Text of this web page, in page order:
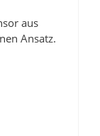
aus
Ansatz.